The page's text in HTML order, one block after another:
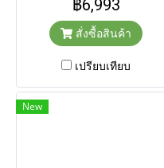
฿6,993
สั่งซื้อสินค้า
เปรียบเทียบ
New